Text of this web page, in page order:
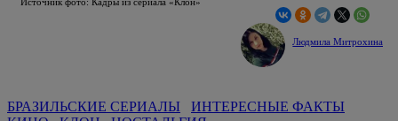
Людмила Митрохина
БРАЗИЛЬСКИЕ СЕРИАЛЫ
ИНТЕРЕСНЫЕ ФАКТЫ